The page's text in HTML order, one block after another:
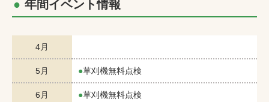
年間イベント情報
4月
5月 草刈機無料点検
6月 草刈機無料点検